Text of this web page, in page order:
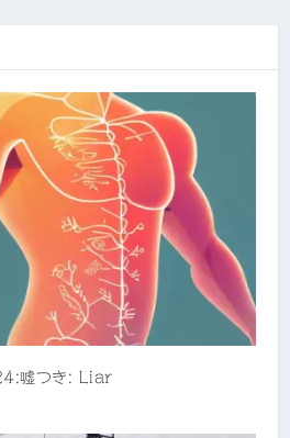
嘘つき: Liar